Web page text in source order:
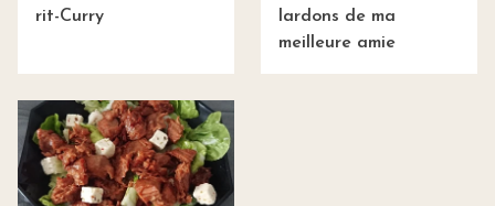
rit-Curry
lardons de ma
meilleure amie